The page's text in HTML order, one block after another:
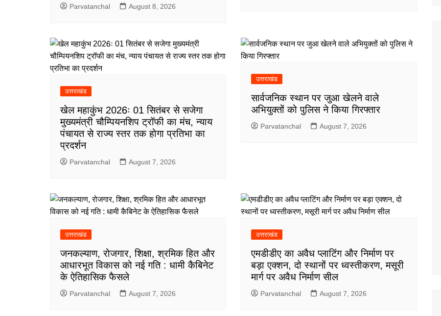
Parvatanchal August 8, 2026
उत्तराखंड
खेल महाकुंभ 2026ः 01 सितंबर से सजेगा
मुख्यमंत्री चौम्पियनशिप ट्रॉफी का मंच, न्याय
पंचायत से राज्य स्तर तक होगा प्रतिभा का
प्रदर्शन
Parvatanchal August 7, 2026
उत्तराखंड
सार्वजनिक स्थान पर जुआ खेलने वाले
अभियुक्तों को पुलिस ने किया गिरफ्तार
Parvatanchal August 7, 2026
उत्तराखंड
जनकल्याण, रोजगार, शिक्षा, श्रमिक हित और
आधारभूत विकास को नई गति : धामी कैबिनेट
के ऐतिहासिक फैसले
Parvatanchal August 7, 2026
उत्तराखंड
एमडीडीए का अवैध प्लाटिंग और निर्माण पर
बड़ा एक्शन, दो स्थानों पर ध्वस्तीकरण, मसूरी
मार्ग पर अवैध निर्माण सील
Parvatanchal August 7, 2026